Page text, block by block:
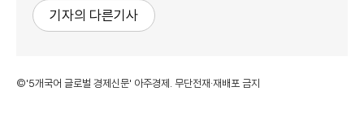
기자의 다른기사
©'5개국어 글로벌 경제신문' 아주경제. 무단전재·재배포 금지